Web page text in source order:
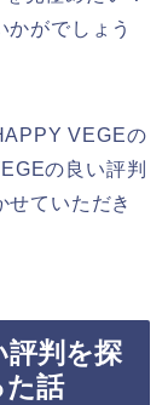
かがでしょう
VEGEの
の良い評判
せていただき
評判を探
た話